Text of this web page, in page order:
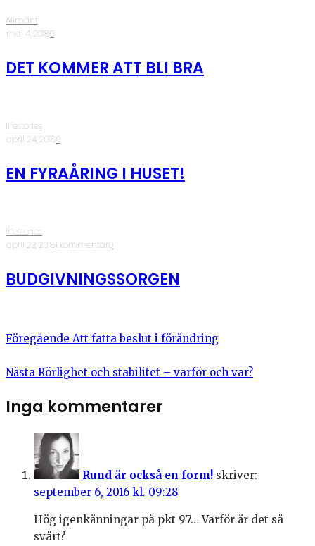
Allmänt
·maj 4, 2018·0
DET KOMMER ATT BLI BRA
lifestories
·april 24, 2018·0
EN FYRAÅRING I HUSET!
lifestories
·april 23, 2018·1 kommentar·0
BUDGIVNINGSSORGEN
Föregående Att fatta beslut i förändring
Nästa Rörlighet och stabilitet – varför och var?
Inga kommentarer
Rund är också en form! skriver:
september 6, 2016 kl. 09:28
Hög igenkänningar på pkt 97… Varför är det så
svårt?